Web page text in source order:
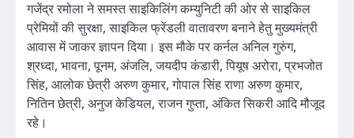
गजेंद्र रमोला ने समस्त साइकिलिंग कम्युनिटी की ओर से साइकिल
प्रेमियों की सुरक्षा, साइकिल फ्रेंडली वातावरण बनाने हेतु मुख्यमंत्री
आवास में जाकर ज्ञापन दिया। इस मौके पर कर्नल अनिल गुरुंग,
श्रध्दा, भावना, पूनम, अंजलि, जयदीप कंडारी, पियूष अरोरा, प्रभजोत
सिंह, आलोक छेत्री अरुण कुमार, गोपाल सिंह राणा अरुण कुमार,
नितिन छेत्री, अनुज केडियल, राजन गुप्ता, अंकित सिकरी आदि मौजूद
रहे।